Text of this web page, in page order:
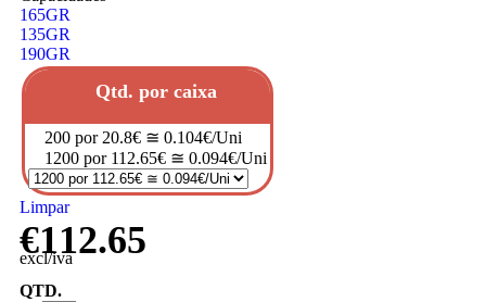
165GR
135GR
190GR
Qtd. por caixa
200 por 20.8€ ≅ 0.104€/Uni
1200 por 112.65€ ≅ 0.094€/Uni
Limpar
€112.65
excl/iva
QTD.